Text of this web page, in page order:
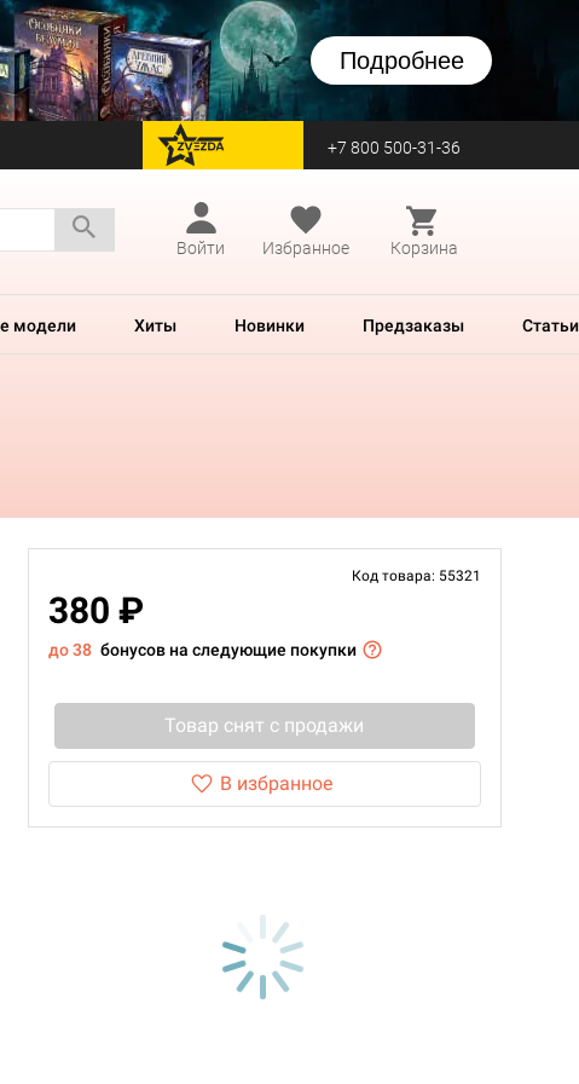
Подробнее
перейти на Zvezda +7 800 500-31-36
Войти
Избранное Корзина
модели Хиты Новинки Предзаказы Статьи
Код товара: 55321
380 ₽
до 38 бонусов на следующие покупки
Товар снят с продажи
В избранное